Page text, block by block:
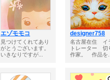
エゾモモコ
見つけてくれてあり
がとうございます。
いきなりですが...
designer758
名古屋在住 イ
トレーター 切
作家。 作品を